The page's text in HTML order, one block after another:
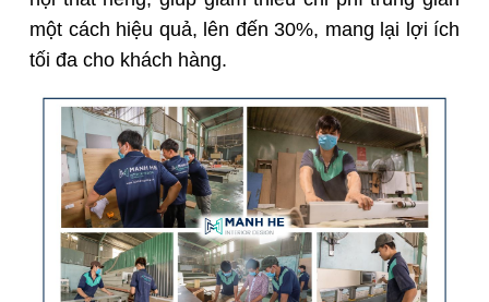
một cách hiệu quả, lên đến 30%, mang lại lợi ích
tối đa cho khách hàng.